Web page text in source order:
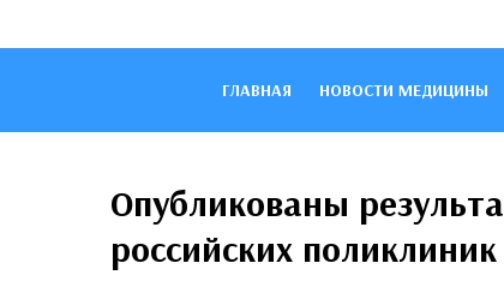
ГЛАВНАЯ НОВОСТИ МЕДИЦИНЫ
Опубликованы
российских поликлиник